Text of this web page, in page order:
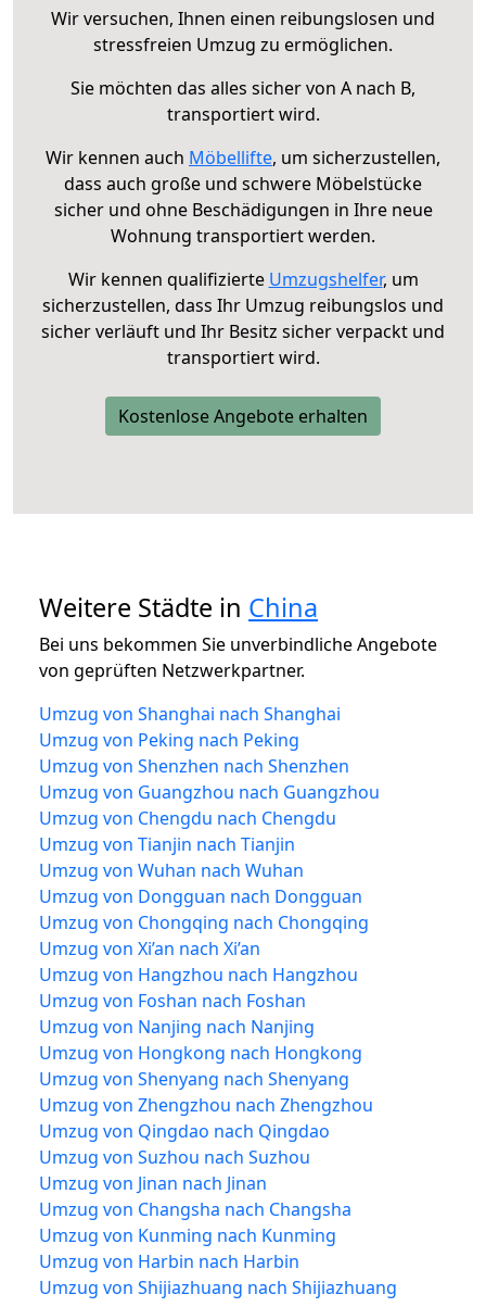
Wir versuchen, Ihnen einen reibungslosen und
stressfreien Umzug zu ermöglichen.
Sie möchten das alles sicher von A nach B,
transportiert wird.
Wir kennen auch Möbellifte, um sicherzustellen,
dass auch große und schwere Möbelstücke
sicher und ohne Beschädigungen in Ihre neue
Wohnung transportiert werden.
Wir kennen qualifizierte Umzugshelfer, um
sicherzustellen, dass Ihr Umzug reibungslos und
sicher verläuft und Ihr Besitz sicher verpackt und
transportiert wird.
Kostenlose Angebote erhalten
Weitere Städte in China
Bei uns bekommen Sie unverbindliche Angebote
von geprüften Netzwerkpartner.
Umzug von Shanghai nach Shanghai
Umzug von Peking nach Peking
Umzug von Shenzhen nach Shenzhen
Umzug von Guangzhou nach Guangzhou
Umzug von Chengdu nach Chengdu
Umzug von Tianjin nach Tianjin
Umzug von Wuhan nach Wuhan
Umzug von Dongguan nach Dongguan
Umzug von Chongqing nach Chongqing
Umzug von Xi’an nach Xi’an
Umzug von Hangzhou nach Hangzhou
Umzug von Foshan nach Foshan
Umzug von Nanjing nach Nanjing
Umzug von Hongkong nach Hongkong
Umzug von Shenyang nach Shenyang
Umzug von Zhengzhou nach Zhengzhou
Umzug von Qingdao nach Qingdao
Umzug von Suzhou nach Suzhou
Umzug von Jinan nach Jinan
Umzug von Changsha nach Changsha
Umzug von Kunming nach Kunming
Umzug von Harbin nach Harbin
Umzug von Shijiazhuang nach Shijiazhuang